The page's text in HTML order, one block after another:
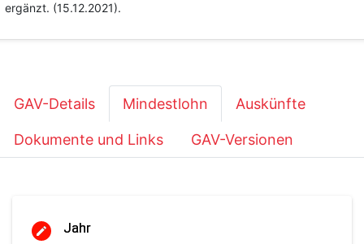
ergänzt. (15.12.2021).
GAV-Details Mindestlohn Auskünfte
Dokumente und Links GAV-Versionen
Jahr